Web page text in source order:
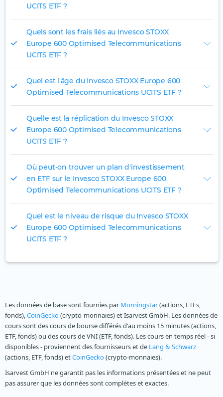
UCITS ETF ?
Quels sont les frais liés au Invesco STOXX
Europe 600 Optimised Telecommunications
UCITS ETF ?
Quel est l'âge du Invesco STOXX Europe 600
Optimised Telecommunications UCITS ETF ?
Quelle est la réplication du Invesco STOXX
Europe 600 Optimised Telecommunications
UCITS ETF ?
Où peut-on trouver un plan d'investissement
en ETF sur le Invesco STOXX Europe 600
Optimised Telecommunications UCITS ETF ?
Quel est le niveau de risque du Invesco STOXX
Europe 600 Optimised Telecommunications
UCITS ETF ?
Les données de base sont fournies par Morningstar(actions, ETFs,
fonds),CoinGecko(crypto-monnaies) et Isarvest GmbH. Les données de
cours sont des cours de bourse différés d'au moins 15 minutes (actions,
ETF, fonds) ou des cours de VNI (ETF, fonds). Les cours en temps réel - si
disponibles - proviennent des fournisseurs et de Lang & Schwarz
(actions, ETF, fonds) etCoinGecko(crypto-monnaies).
Isarvest GmbH ne garantit pas les informations présentées et ne peut
pas assurer que les données sont complètes et exactes.